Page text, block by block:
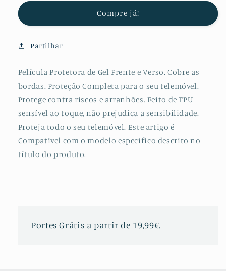
de
Frente
Verso
para
Mate
10
Lite
Protectora
de
Verso
para
Huawei
Mate
10
Lite
Compre já!
Partilhar
Película Protetora de Gel Frente e Verso. Cobre as
bordas. Proteção Completa para o seu telemóvel.
Protege contra riscos e arranhões. Feito de TPU
sensível ao toque, não prejudica a sensibilidade.
Proteja todo o seu telemóvel. Este artigo é
Compatível com o modelo específico descrito no
título do produto.
Portes Grátis a partir de 19,99€.